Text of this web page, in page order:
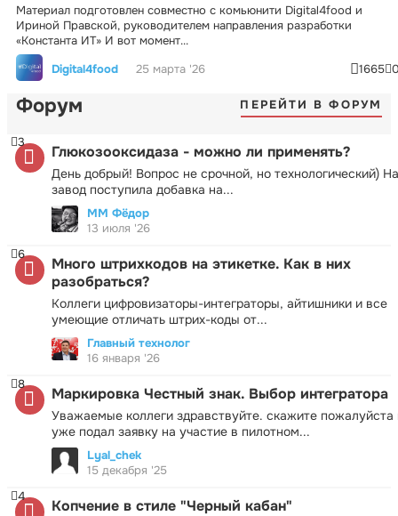
Материал подготовлен совместно с комьюнити Digital4food и
Ириной Правской, руководителем направления разработки
«Константа ИТ» И вот момент...
Digital4food
25 марта '26 1665
Форум ПЕРЕЙТИ В ФОРУМ
Глюкозооксидаза - можно ли применять?
День добрый! Вопрос не срочной, но технологический) На
завод поступила добавка на...
3
ММ Фёдор
13 июля '26
Много штрихкодов на этикетке. Как в них
разобраться?
Коллеги цифровизаторы-интеграторы, айтишники и все
умеющие отличать штрих-коды от...
6
Главный технолог
16 января '26
Маркировка Честный знак. Выбор интегратора
Уважаемые коллеги здравствуйте. скажите пожалуйста
уже подал заявку на участие в пилотном...
8
Lyal_chek
15 декабря '25
Копчение в стиле "Черный кабан"
4